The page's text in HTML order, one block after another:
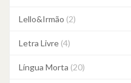
Lello&Irmão (2)
Letra Livre (4)
Língua Morta (20)